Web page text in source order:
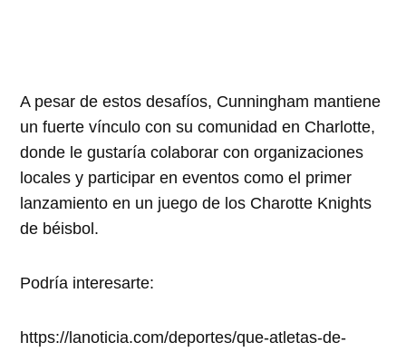
A pesar de estos desafíos, Cunningham mantiene
un fuerte vínculo con su comunidad en Charlotte,
donde le gustaría colaborar con organizaciones
locales y participar en eventos como el primer
lanzamiento en un juego de los Charotte Knights
de béisbol.
Podría interesarte:
https://lanoticia.com/deportes/que-atletas-de-